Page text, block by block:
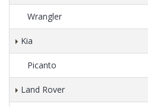
Wrangler
Kia
Picanto
Land Rover